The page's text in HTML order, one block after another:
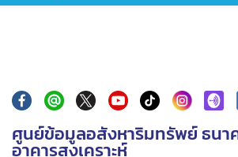
ศูนย์ข้อมูลอสังหาริมทรัพย์ ธนา
อาคารสงเคราะห์